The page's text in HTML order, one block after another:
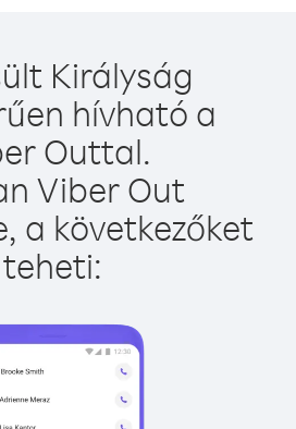
Királyság
hívható a
Outtal.
Viber Out
a következőket
teheti: